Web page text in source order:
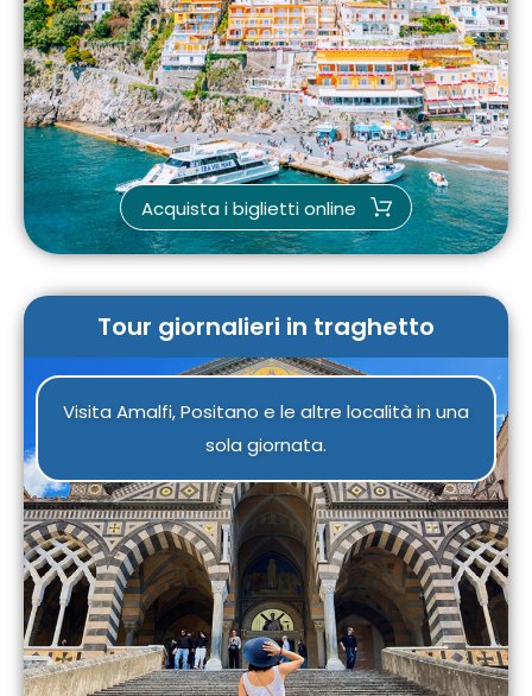
Acquista i biglietti online
Tour giornalieri in traghetto
Visita Amalfi, Positano e le altre località in una
sola giornata.